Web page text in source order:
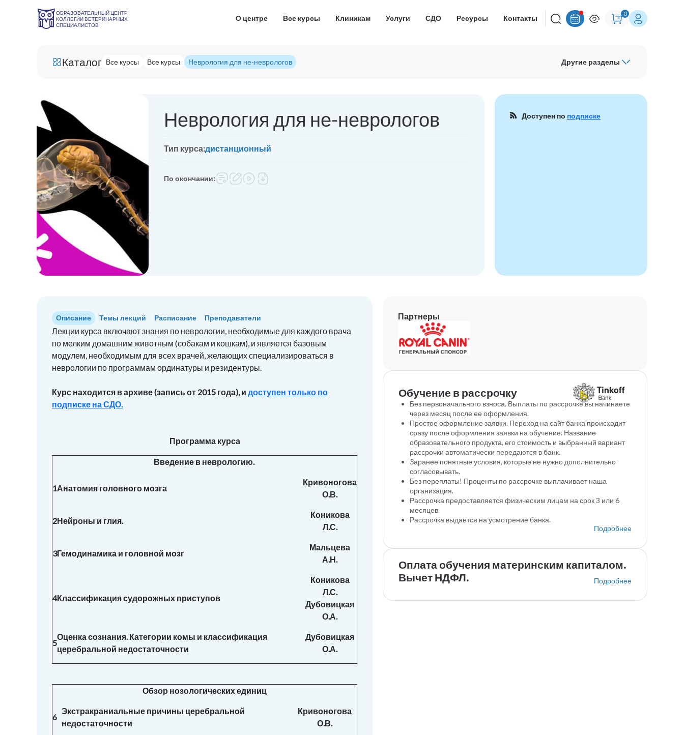
ОБРАЗОВАТЕЛЬНЫЙ ЦЕНТР
КОЛЛЕГИИ ВЕТЕРИНАРНЫХ
СПЕЦИАЛИСТОВ
О центре Все курсы Клиникам Услуги СДО Ресурсы Контакты
0
Каталог Все курсы Все курсы Неврология для не-неврологов Другие разделы
Неврология для не-неврологов
Тип курса:дистанционный
По окончании:
Доступен по подписке
Описание Темы лекций Расписание Преподаватели
Лекции курса включают знания по неврологии, необходимые для каждого врача
по мелким домашним животным (собакам и кошкам), и является базовым
модулем, необходимым для всех врачей, желающих специализироваться в
неврологии по программам ординатуры и резидентуры.
Курс находится в архиве (запись от 2015 года), и доступен только по
подписке на СДО.
Программа курса
Введение в неврологию.
1Анатомия головного мозга
Кривоногова
О.В.
2Нейроны и глия.
Коникова
Л.С.
3Гемодинамика и головной мозг
Мальцева
А.Н.
4Классификация судорожных приступов
Коникова
Л.С.
Дубовицкая
О.А.
5
Оценка сознания. Категории комы и классификация
церебральной недостаточности
Дубовицкая
О.А.
Обзор нозологических единиц
6
Экстракраниальные причины церебральной
недостаточности
Кривоногова
О.В.
Партнеры
Обучение в рассрочку
Без первоначального взноса. Выплаты по рассрочке вы начинаете
через месяц после ее оформления.
Простое оформление заявки. Переход на сайт банка происходит
сразу после оформления заявки на обучение. Название
образовательного продукта, его стоимость и выбранный вариант
рассрочки автоматически передаются в банк.
Заранее понятные условия, которые не нужно дополнительно
согласовывать.
Без переплаты! Проценты по рассрочке выплачивает наша
организация.
Рассрочка предоставляется физическим лицам на срок 3 или 6
месяцев.
Рассрочка выдается на усмотрение банка.
Подробнее
Оплата обучения материнским капиталом.
Вычет НДФЛ.
Подробнее